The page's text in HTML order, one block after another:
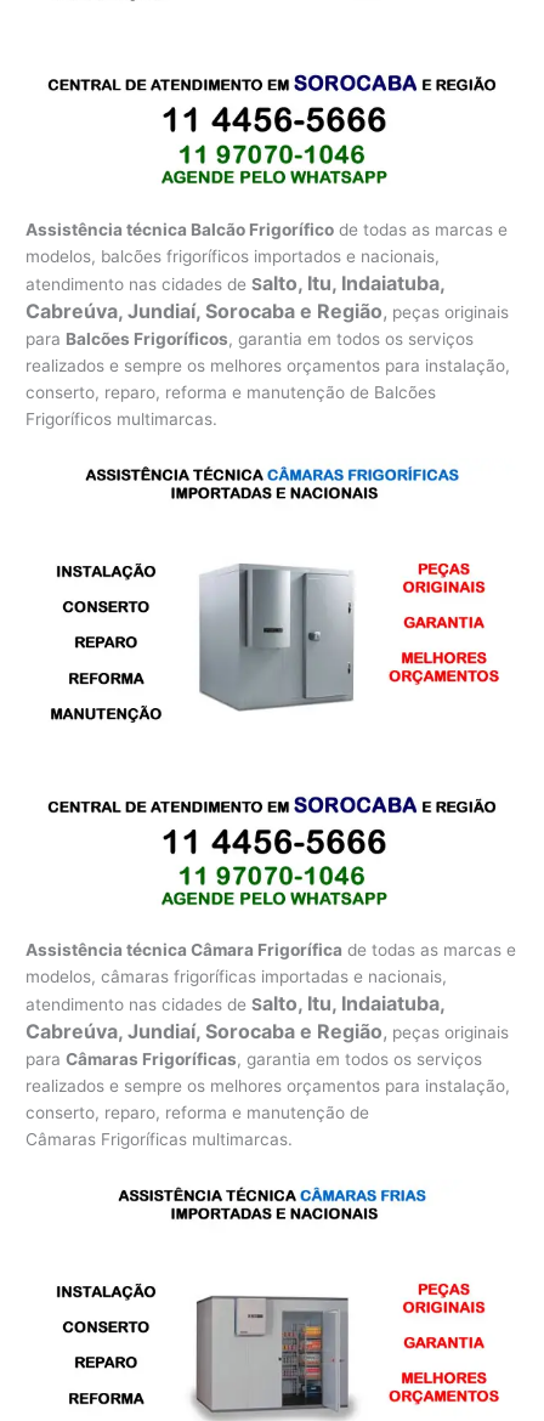
Assistência técnica Balcão Frigorífico de todas as marcas e
modelos, balcões frigoríficos importados e nacionais,
atendimento nas cidades deSalto, Itu, Indaiatuba,
Cabreúva, Jundiaí, Sorocaba e Região, peças originais
para Balcões Frigoríficos, garantia em todos os serviços
realizados e sempre os melhores orçamentos para instalação,
conserto, reparo, reforma e manutenção de Balcões
Frigoríficos multimarcas.
Assistência técnica Câmara Frigorífica de todas as marcas e
modelos, câmaras frigoríficas importadas e nacionais,
atendimento nas cidades deSalto, Itu, Indaiatuba,
Cabreúva, Jundiaí, Sorocaba e Região, peças originais
paraCâmaras Frigoríficas, garantia em todos os serviços
realizados e sempre os melhores orçamentos para instalação,
conserto, reparo, reforma e manutenção de
Câmaras Frigoríficas multimarcas.